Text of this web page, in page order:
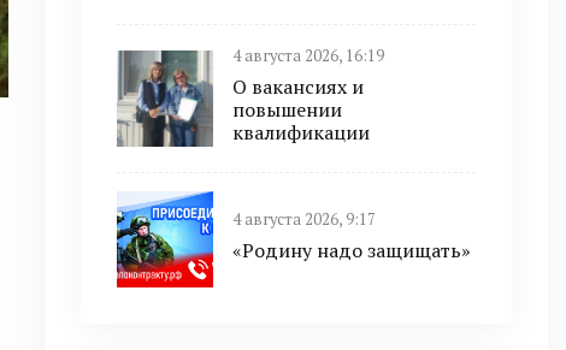
4 августа 2026, 16:19
О вакансиях и
повышении
квалификации
4 августа 2026, 9:17
«Родину надо защищать»